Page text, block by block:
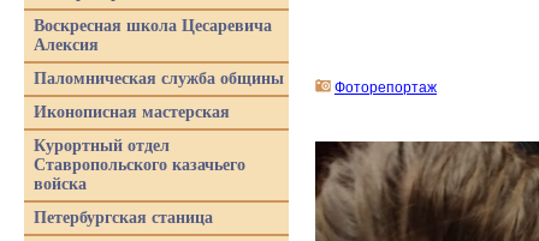
Фоторепортаж
Воскресная школа Цесаревича
Алексия
Паломническая служба общины
Иконописная мастерская
Курортный отдел
Ставропольского казачьего
войска
Петербургская станица